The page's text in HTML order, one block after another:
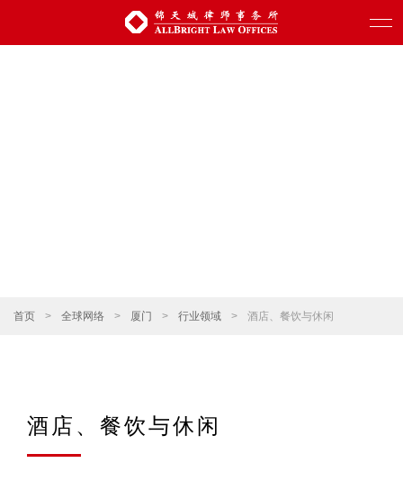
首页 > 全球网络 > 厦门 > 行业领域 > 酒店、餐饮与休闲
酒店、餐饮与休闲